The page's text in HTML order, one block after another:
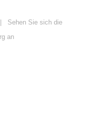
Sehen Sie sich die
an